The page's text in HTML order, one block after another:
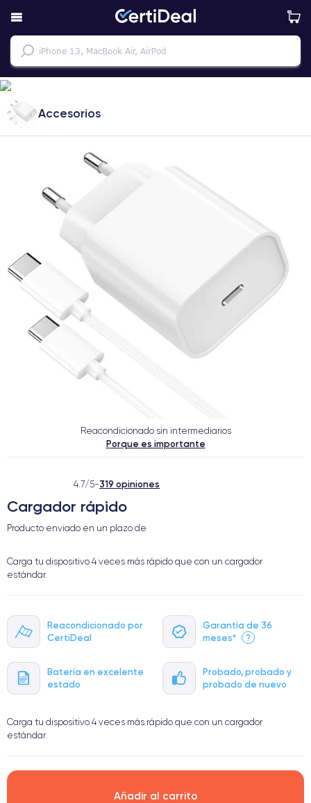
Accesorios
Reacondicionado sin intermediarios
Porque es importante
4.7/5-319 opiniones
Cargador rápido
Producto enviado en un plazo de
Carga tu dispositivo 4 veces más rápido que con un cargador
estándar.
Reacondicionado por
CertiDeal
Garantía de 36
meses*
?
Batería en excelente
estado
Probado, probado y
probado de nuevo
Carga tu dispositivo 4 veces más rápido que con un cargador
estándar.
Añadir al carrito